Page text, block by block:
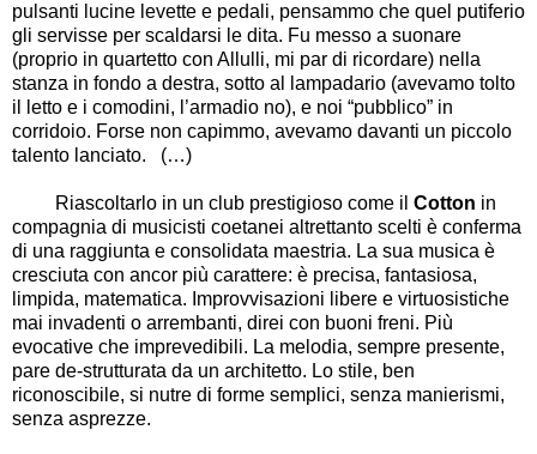
pulsanti lucine levette e pedali, pensammo che quel putiferio
gli servisse per scaldarsi le dita. Fu messo a suonare
(proprio in quartetto con Allulli, mi par di ricordare) nella
stanza in fondo a destra, sotto al lampadario (avevamo tolto
il letto e i comodini, l ’armadio no), e noi “pubblico” in
corridoio. Forse non capimmo, avevamo davanti un piccolo
talento lanciato. (…)
Riascoltarlo in un club prestigioso come il Cotton in
compagnia di musicisti coetanei altrettanto scelti è conferma
di una raggiunta e consolidata maestria. La sua musica è
cresciuta con ancor più carattere: è precisa, fantasiosa,
limpida, matematica. Improvvisazioni libere e virtuosistiche
mai invadenti o arrembanti, direi con buoni freni. Più
evocative che imprevedibili. La melodia, sempre presente,
pare de-strutturata da un architetto. Lo stile, ben
riconoscibile, si nutre di forme semplici, senza manierismi,
senza asprezze.